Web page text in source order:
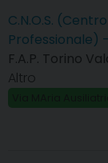
C.N.O.S.
Professionale)
F.A.P. Torino
Altro